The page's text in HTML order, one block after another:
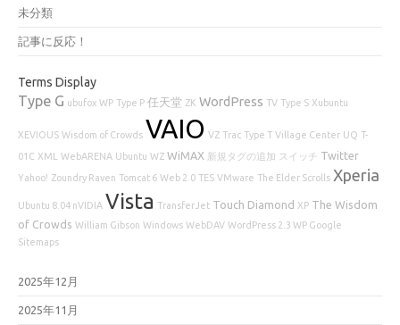
未分類
記事に反応！
Terms Display
Type G ubufox WP Type P 任天堂 ZK WordPress TV Type S Xubuntu
XEVIOUS Wisdom of Crowds VAIO VZ Trac Type T Village Center UQ T-
01C XML WebARENA Ubuntu WZ WiMAX 新規タグの追加 スイッチ Twitter
Yahoo! Zoundry Raven Tomcat 6 Web 2.0 TES VMware The Elder Scrolls Xperia
Ubuntu 8.04 nVIDIA Vista TransferJet Touch Diamond XP The Wisdom
of Crowds William Gibson Windows WebDAV WordPress 2.3 WP Google
Sitemaps
2025年12月
2025年11月